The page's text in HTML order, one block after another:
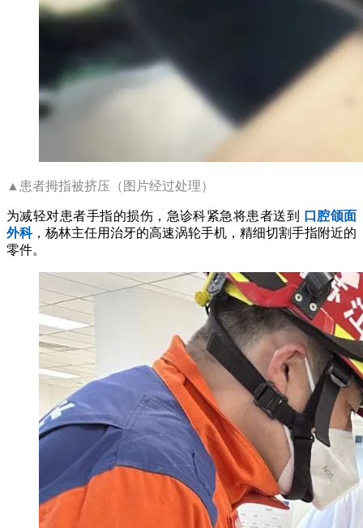
▲患者拇指被挤压（图片经过处理）
为减轻对患者手指的损伤，急诊科紧急将患者送到
口腔颌面
外科，杨林主任用治牙的高速涡轮手机，精细切割手指附近的
零件。